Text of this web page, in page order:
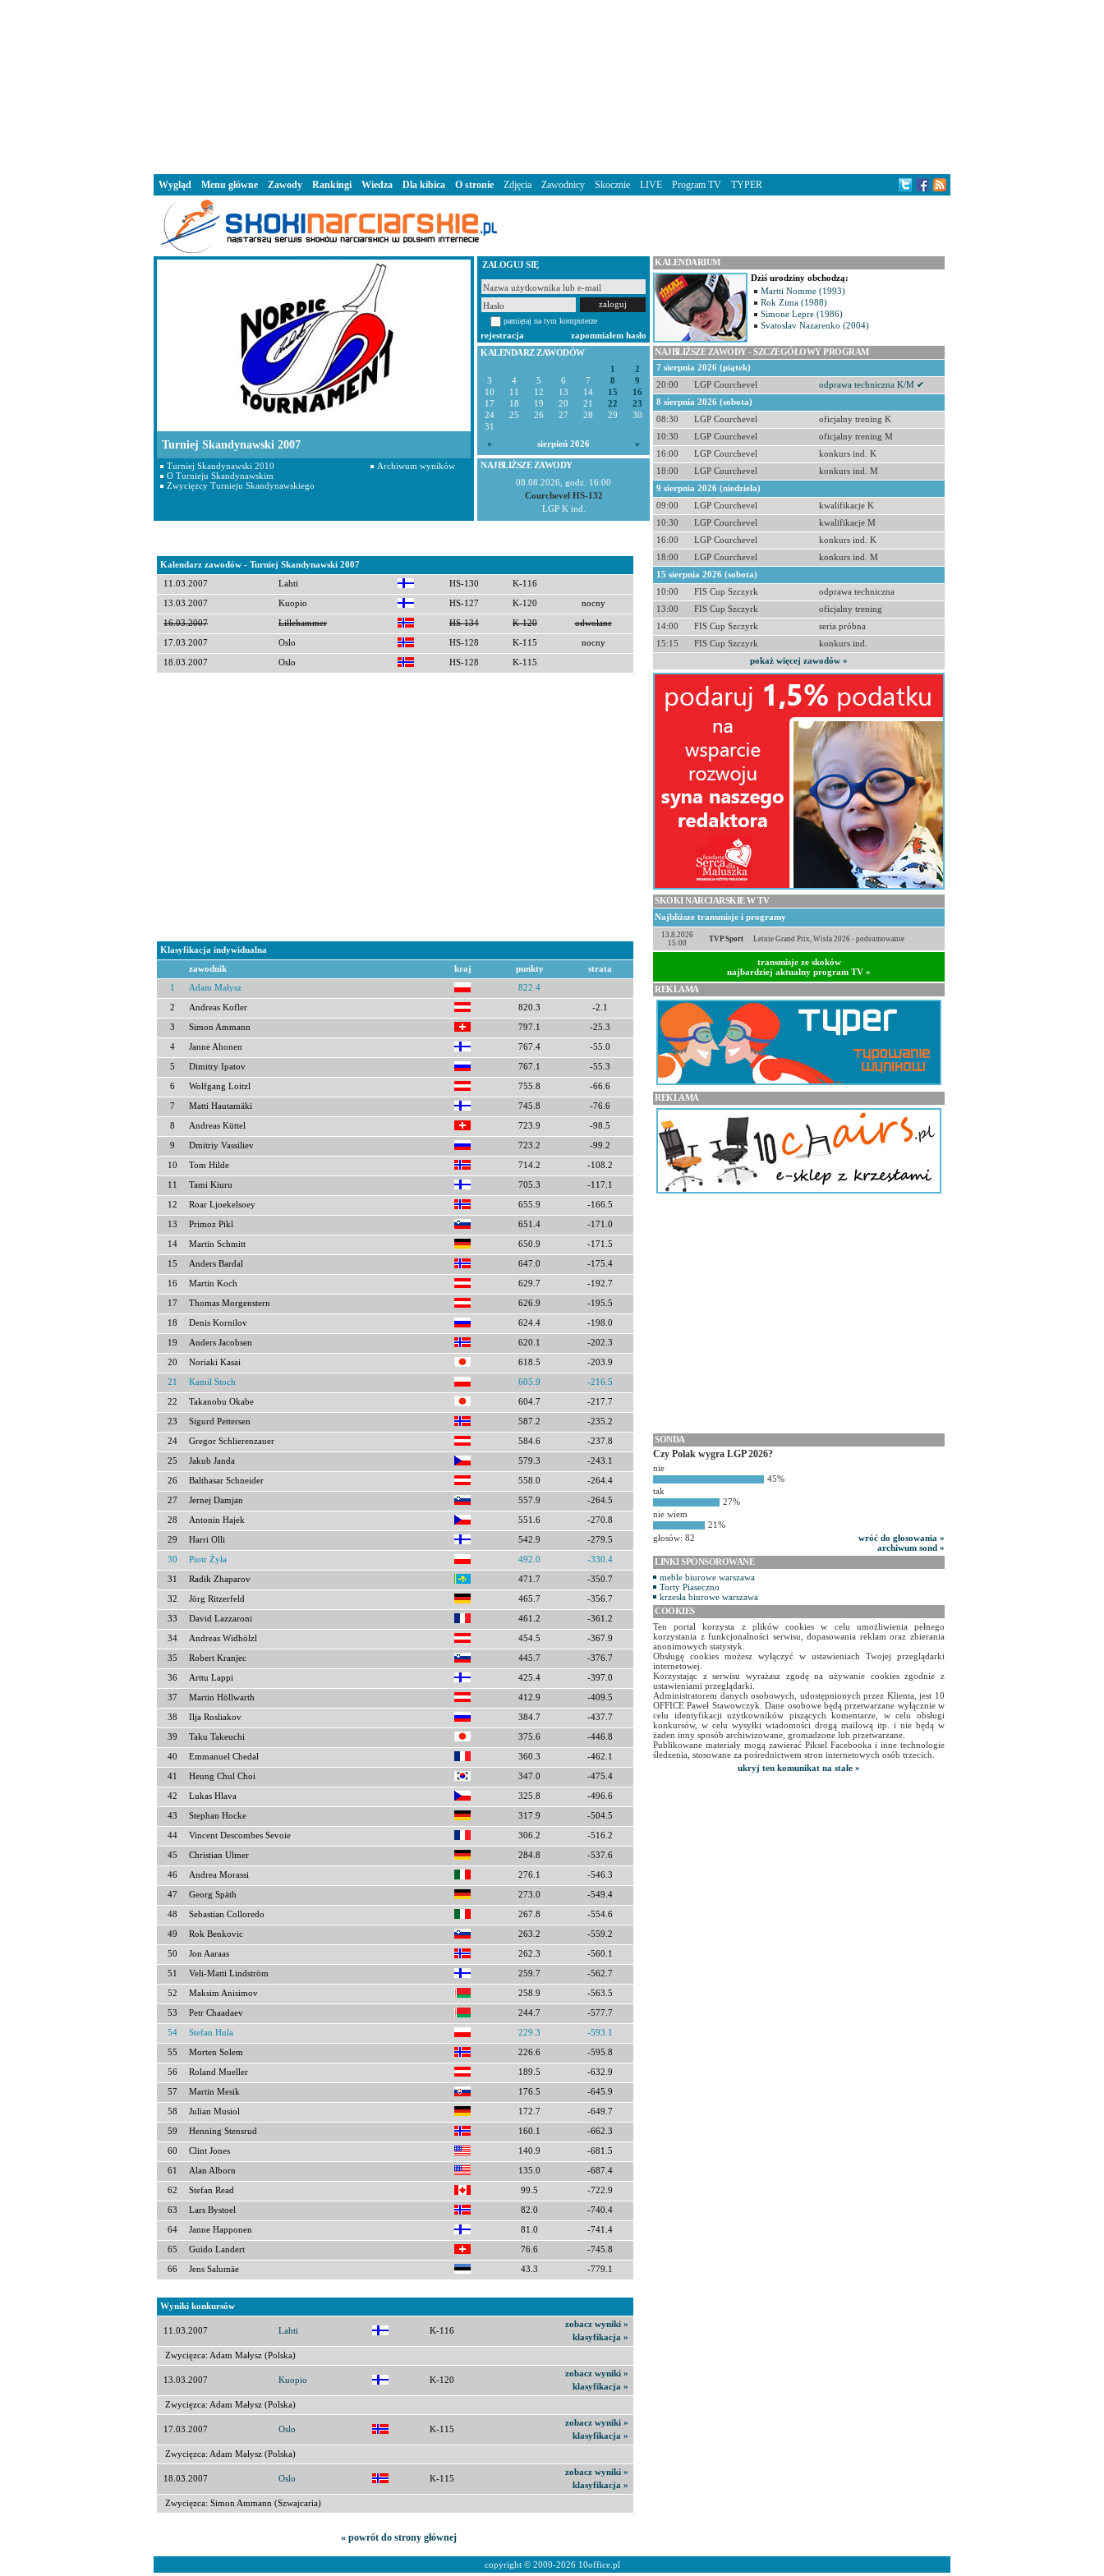
ZALOGUJ SIĘ
pamiętaj na tym komputerze
rejestracja
zapomniałem hasło
KALENDARZ ZAWODÓW
1
2
3
4 5 6 7 8
9
10
11 12 13 14 15
16
17
18 19 20 21 22
23
24
25 26 27 28 29
30
31
«
sierpień 2026 »
NAJBLIŻSZE ZAWODY
08.08.2026, godz. 16:00
Courchevel HS-132
LGP K ind.
Kalendarz zawodów - Turniej Skandynawski 2007
11.03.2007 Lahti HS-130 K-116
13.03.2007 Kuopio HS-127 K-120 nocny
16.03.2007 Lillehammer HS-134 K-120 odwołane
17.03.2007 Oslo HS-128 K-115 nocny
18.03.2007 Oslo HS-128 K-115
Klasyfikacja indywidualna
zawodnik kraj punkty strata
1 Adam Małysz 822.4
2 Andreas Kofler 820.3 -2.1
3 Simon Ammann 797.1 -25.3
4 Janne Ahonen 767.4 -55.0
5 Dimitry Ipatov 767.1 -55.3
6 Wolfgang Loitzl 755.8 -66.6
7 Matti Hautamäki 745.8 -76.6
8 Andreas Küttel 723.9 -98.5
9 Dmitriy Vassiliev 723.2 -99.2
10 Tom Hilde 714.2 -108.2
11 Tami Kiuru 705.3 -117.1
12 Roar Ljoekelsoey 655.9 -166.5
13 Primoz Pikl 651.4 -171.0
14 Martin Schmitt 650.9 -171.5
15 Anders Bardal 647.0 -175.4
16 Martin Koch 629.7 -192.7
17 Thomas Morgenstern 626.9 -195.5
18 Denis Kornilov 624.4 -198.0
19 Anders Jacobsen 620.1 -202.3
20 Noriaki Kasai 618.5 -203.9
21 Kamil Stoch 605.9 -216.5
22 Takanobu Okabe 604.7 -217.7
23 Sigurd Pettersen 587.2 -235.2
24 Gregor Schlierenzauer 584.6 -237.8
25 Jakub Janda 579.3 -243.1
26 Balthasar Schneider 558.0 -264.4
27 Jernej Damjan 557.9 -264.5
28 Antonin Hajek 551.6 -270.8
29 Harri Olli 542.9 -279.5
30 Piotr Żyła 492.0 -330.4
31 Radik Zhaparov 471.7 -350.7
32 Jörg Ritzerfeld 465.7 -356.7
33 David Lazzaroni 461.2 -361.2
34 Andreas Widhölzl 454.5 -367.9
35 Robert Kranjec 445.7 -376.7
36 Arttu Lappi 425.4 -397.0
37 Martin Höllwarth 412.9 -409.5
38 Ilja Rosliakov 384.7 -437.7
39 Taku Takeuchi 375.6 -446.8
40 Emmanuel Chedal 360.3 -462.1
41 Heung Chul Choi 347.0 -475.4
42 Lukas Hlava 325.8 -496.6
43 Stephan Hocke 317.9 -504.5
44 Vincent Descombes Sevoie 306.2 -516.2
45 Christian Ulmer 284.8 -537.6
46 Andrea Morassi 276.1 -546.3
47 Georg Späth 273.0 -549.4
48 Sebastian Colloredo 267.8 -554.6
49 Rok Benkovic 263.2 -559.2
50 Jon Aaraas 262.3 -560.1
51 Veli-Matti Lindström 259.7 -562.7
52 Maksim Anisimov 258.9 -563.5
53 Petr Chaadaev 244.7 -577.7
54 Stefan Hula 229.3 -593.1
55 Morten Solem 226.6 -595.8
56 Roland Mueller 189.5 -632.9
57 Martin Mesik 176.5 -645.9
58 Julian Musiol 172.7 -649.7
59 Henning Stensrud 160.1 -662.3
60 Clint Jones 140.9 -681.5
61 Alan Alborn 135.0 -687.4
62 Stefan Read 99.5 -722.9
63 Lars Bystoel 82.0 -740.4
64 Janne Happonen 81.0 -741.4
65 Guido Landert 76.6 -745.8
66 Jens Salumäe 43.3 -779.1
Wyniki konkursów
11.03.2007 Lahti K-116
zobacz wyniki »
klasyfikacja »
Zwycięzca: Adam Małysz (Polska)
13.03.2007 Kuopio K-120
zobacz wyniki »
klasyfikacja »
Zwycięzca: Adam Małysz (Polska)
17.03.2007 Oslo K-115
zobacz wyniki »
klasyfikacja »
Zwycięzca: Adam Małysz (Polska)
18.03.2007 Oslo K-115
zobacz wyniki »
klasyfikacja »
Zwycięzca: Simon Ammann (Szwajcaria)
« powrót do strony głównej
Turniej Skandynawski 2007
Turniej Skandynawski 2010
Archiwum wyników
O Turnieju Skandynawskim
Zwycięzcy Turnieju Skandynawskiego
KALENDARIUM
Dziś urodziny obchodzą:
Martti Nomme (1993)
Rok Zima (1988)
Simone Lepre (1986)
Svatoslav Nazarenko (2004)
NAJBLIŻSZE ZAWODY - SZCZEGÓŁOWY PROGRAM
7 sierpnia 2026 (piątek)
20:00
LGP Courchevel
odprawa techniczna K/M ✔
8 sierpnia 2026 (sobota)
08:30
LGP Courchevel
oficjalny trening K
10:30
LGP Courchevel
oficjalny trening M
16:00
LGP Courchevel
konkurs ind. K
18:00
LGP Courchevel
konkurs ind. M
9 sierpnia 2026 (niedziela)
09:00
LGP Courchevel
kwalifikacje K
10:30
LGP Courchevel
kwalifikacje M
16:00
LGP Courchevel
konkurs ind. K
18:00
LGP Courchevel
konkurs ind. M
15 sierpnia 2026 (sobota)
10:00
FIS Cup Szczyrk
odprawa techniczna
13:00
FIS Cup Szczyrk
oficjalny trening
14:00
FIS Cup Szczyrk
seria próbna
15:15
FIS Cup Szczyrk
konkurs ind.
pokaż więcej zawodów »
SKOKI NARCIARSKIE W TV
Najbliższe transmisje i programy
13.8.2026
15:00
TVP Sport Letnie Grand Prix, Wisła 2026 - podsumowanie
transmisje ze skoków
najbardziej aktualny program TV »
REKLAMA
REKLAMA
SONDA
Czy Polak wygra LGP 2026?
nie
45%
tak
27%
nie wiem
21%
głosów: 82
wróć do głosowania »
archiwum sond »
LINKI SPONSOROWANE
meble biurowe warszawa
Torty Piaseczno
krzesła biurowe warszawa
COOKIES
Ten portal korzysta z plików cookies w celu umożliwienia pełnego
korzystania z funkcjonalności serwisu, dopasowania reklam oraz zbierania
anonimowych statystyk.
Obsługę cookies możesz wyłączyć w ustawieniach Twojej przeglądarki
internetowej.
Korzystając z serwisu wyrażasz zgodę na używanie cookies zgodnie z
ustawieniami przeglądarki.
Administratorem danych osobowych, udostępnionych przez Klienta, jest 10
OFFICE Paweł Stawowczyk. Dane osobowe będą przetwarzane wyłącznie w
celu identyfikacji użytkowników piszących komentarze, w celu obsługi
konkursów, w celu wysyłki wiadomości drogą mailową itp. i nie będą w
żaden inny sposób archiwizowane, gromadzone lub przetwarzane.
Publikowane materiały mogą zawierać Piksel Facebooka i inne technologie
śledzenia, stosowane za pośrednictwem stron internetowych osób trzecich.
ukryj ten komunikat na stałe »
copyright © 2000-2026 10office.pl
Wygląd Menu główne Zawody Rankingi Wiedza Dla kibica O stronie Zdjęcia Zawodnicy Skocznie LIVE Program TV TYPER